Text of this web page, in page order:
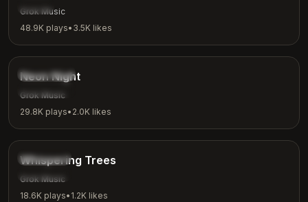
Grok Music
48.9K plays• 3.5K likes
Synthwave
Neon Night
Grok Music
29.8K plays• 2.0K likes
Nature
Whispering Trees
Grok Music
18.6K plays• 1.2K likes